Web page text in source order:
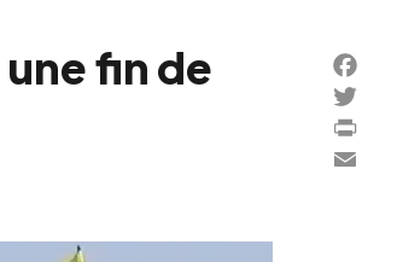
fin de
Twitter
Email